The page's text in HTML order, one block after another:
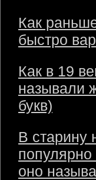
Как
быстро
Как в 19
называли
букв)
В старину
популярно
оно